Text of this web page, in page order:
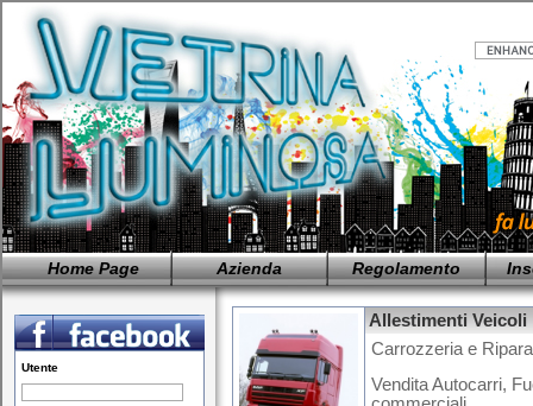
Home Page Azienda Regolamento
Utente
Allestimenti
Carrozzeria e
Vendita Autocarri,